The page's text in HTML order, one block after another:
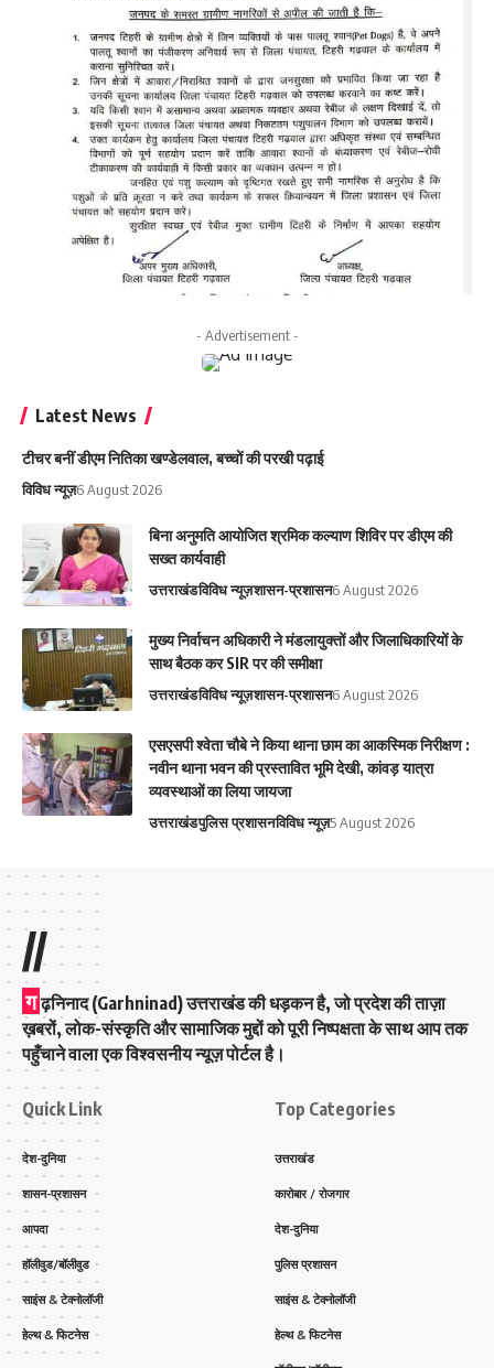
- Advertisement -
Latest News
टीचर बनीं डीएम नितिका खण्डेलवाल, बच्चों की परखी पढ़ाई
विविध न्यूज़6 August 2026
बिना अनुमति आयोजित श्रमिक कल्याण शिविर पर डीएम की
सख्त कार्यवाही
उत्तराखंडविविध न्यूज़शासन-प्रशासन6 August 2026
मुख्य निर्वाचन अधिकारी ने मंडलायुक्तों और जिलाधिकारियों के
साथ बैठक कर SIR पर की समीक्षा
उत्तराखंडविविध न्यूज़शासन-प्रशासन6 August 2026
एसएसपी श्वेता चौबे ने किया थाना छाम का आकस्मिक निरीक्षण :
नवीन थाना भवन की प्रस्तावित भूमि देखी, कांवड़ यात्रा
व्यवस्थाओं का लिया जायजा
उत्तराखंडपुलिस प्रशासनविविध न्यूज़5 August 2026
//
ग ढ़निनाद (Garhninad) उत्तराखंड की धड़कन है, जो प्रदेश की ताज़ा
ख़बरों, लोक-संस्कृति और सामाजिक मुद्दों को पूरी निष्पक्षता के साथ आप तक
पहुँचाने वाला एक विश्वसनीय न्यूज़ पोर्टल है।
Quick Link
देश-दुनिया
शासन-प्रशासन
आपदा
हॉलीवुड/बॉलीवुड
साइंस & टेक्नोलॉजी
हेल्थ & फिटनेस
Top Categories
उत्तराखंड
कारोबार / रोजगार
देश-दुनिया
पुलिस प्रशासन
साइंस & टेक्नोलॉजी
हेल्थ & फिटनेस